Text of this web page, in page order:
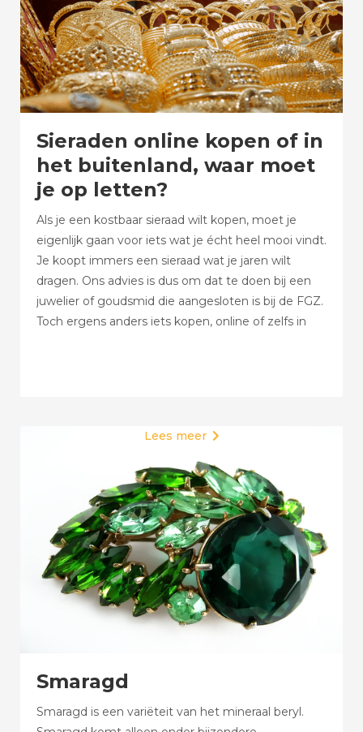
Sieraden online kopen of in
het buitenland, waar moet
je op letten?
Als je een kostbaar sieraad wilt kopen, moet je
eigenlijk gaan voor iets wat je écht heel mooi vindt.
Je koopt immers een sieraad wat je jaren wilt
dragen. Ons advies is dus om dat te doen bij een
juwelier of goudsmid die aangesloten is bij de FGZ.
Toch ergens anders iets kopen, online of zelfs in
Smaragd
Smaragd is een variëteit van het mineraal beryl.
Lees meer 